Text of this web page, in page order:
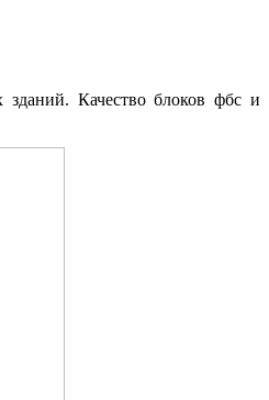
Качество блоков фбс и